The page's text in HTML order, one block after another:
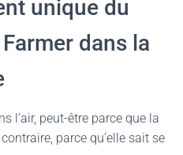
unique du
dans la
l’air, peut-être parce que la
parce qu’elle sait se